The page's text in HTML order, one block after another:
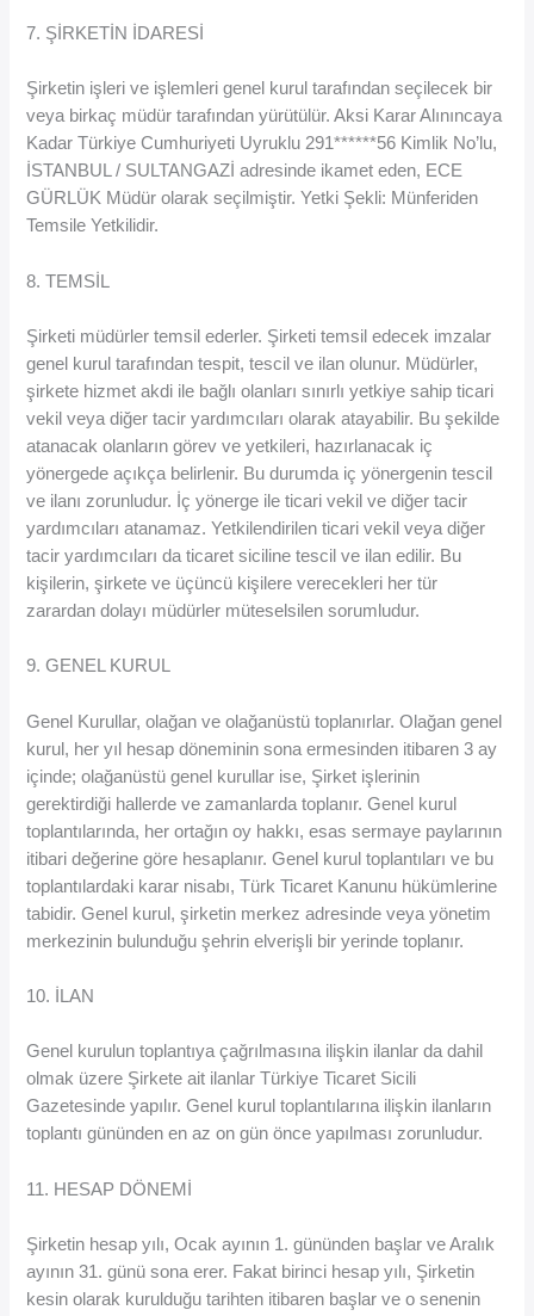
7. ŞİRKETİN İDARESİ
Şirketin işleri ve işlemleri genel kurul tarafından seçilecek bir
veya birkaç müdür tarafından yürütülür. Aksi Karar Alınıncaya
Kadar Türkiye Cumhuriyeti Uyruklu 291******56 Kimlik No’lu,
İSTANBUL / SULTANGAZİ adresinde ikamet eden, ECE
GÜRLÜK Müdür olarak seçilmiştir. Yetki Şekli: Münferiden
Temsile Yetkilidir.
8. TEMSİL
Şirketi müdürler temsil ederler. Şirketi temsil edecek imzalar
genel kurul tarafından tespit, tescil ve ilan olunur. Müdürler,
şirkete hizmet akdi ile bağlı olanları sınırlı yetkiye sahip ticari
vekil veya diğer tacir yardımcıları olarak atayabilir. Bu şekilde
atanacak olanların görev ve yetkileri, hazırlanacak iç
yönergede açıkça belirlenir. Bu durumda iç yönergenin tescil
ve ilanı zorunludur. İç yönerge ile ticari vekil ve diğer tacir
yardımcıları atanamaz. Yetkilendirilen ticari vekil veya diğer
tacir yardımcıları da ticaret siciline tescil ve ilan edilir. Bu
kişilerin, şirkete ve üçüncü kişilere verecekleri her tür
zarardan dolayı müdürler müteselsilen sorumludur.
9. GENEL KURUL
Genel Kurullar, olağan ve olağanüstü toplanırlar. Olağan genel
kurul, her yıl hesap döneminin sona ermesinden itibaren 3 ay
içinde; olağanüstü genel kurullar ise, Şirket işlerinin
gerektirdiği hallerde ve zamanlarda toplanır. Genel kurul
toplantılarında, her ortağın oy hakkı, esas sermaye paylarının
itibari değerine göre hesaplanır. Genel kurul toplantıları ve bu
toplantılardaki karar nisabı, Türk Ticaret Kanunu hükümlerine
tabidir. Genel kurul, şirketin merkez adresinde veya yönetim
merkezinin bulunduğu şehrin elverişli bir yerinde toplanır.
10. İLAN
Genel kurulun toplantıya çağrılmasına ilişkin ilanlar da dahil
olmak üzere Şirkete ait ilanlar Türkiye Ticaret Sicili
Gazetesinde yapılır. Genel kurul toplantılarına ilişkin ilanların
toplantı gününden en az on gün önce yapılması zorunludur.
11. HESAP DÖNEMİ
Şirketin hesap yılı, Ocak ayının 1. gününden başlar ve Aralık
ayının 31. günü sona erer. Fakat birinci hesap yılı, Şirketin
kesin olarak kurulduğu tarihten itibaren başlar ve o senenin